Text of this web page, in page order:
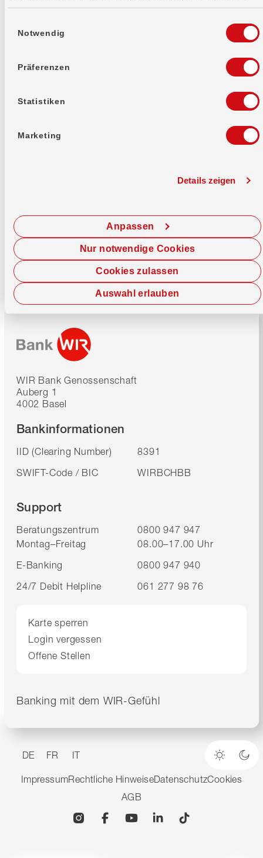
Notwendig
Präferenzen
Statistiken
Marketing
Details zeigen
Cookies zulassen
Anpassen
Auswahl erlauben
Nur notwendige Cookies
Kontaktformular
Jetzt chatten
WIR Bank Genossenschaft
Auberg 1
4002 Basel
Bankinformationen
IID (Clearing Number)
8391
SWIFT-Code / BIC
WIRBCHBB
Support
Beratungszentrum
0800 947 947
Montag–Freitag
08.00–17.00 Uhr
E-Banking
0800 947 940
24/7 Debit Helpline
061 277 98 76
Karte sperren
Login vergessen
Offene Stellen
Banking mit dem WIR-Gefühl
DE FR IT
Heller
ImpressumRechtliche HinweiseDatenschutzCookies
AGB
InstagramFacebookYouTubeLinkedin